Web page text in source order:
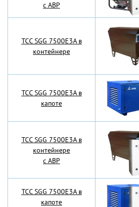
с АВР
TCC SGG 7500Е3A в
контейнере
TCC SGG 7500Е3A в
капоте
TCC SGG 7500Е3A в
контейнере
с АВР
TCC SGG 7500Е3A в
капоте